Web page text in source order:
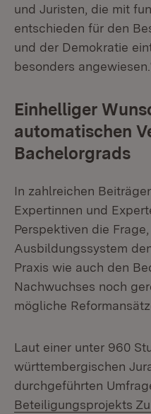
und Juristen, die mit
entschieden für den
und der Demokratie
besonders
Einhelliger
automatischen
Bachelorgrads
In zahlreichen
Expertinnen und
Perspektiven die
Ausbildungssystem
Praxis wie auch den
Nachwuchses noch
mögliche
Laut einer unter 960
württembergischen
durchgeführten
Beteiligungsprojekts